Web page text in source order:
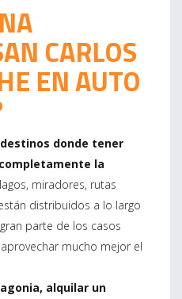
CARLOS
EN AUTO
donde tener
la
lagos, miradores, rutas
distribuidos a lo largo
parte de los casos
mucho mejor el
alquilar un